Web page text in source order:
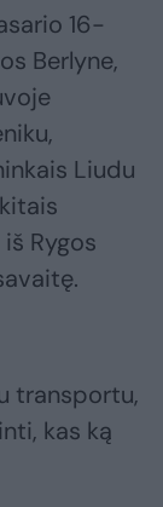
16-
Berlyne,
Liudu
Rygos
transportu,
kas ką